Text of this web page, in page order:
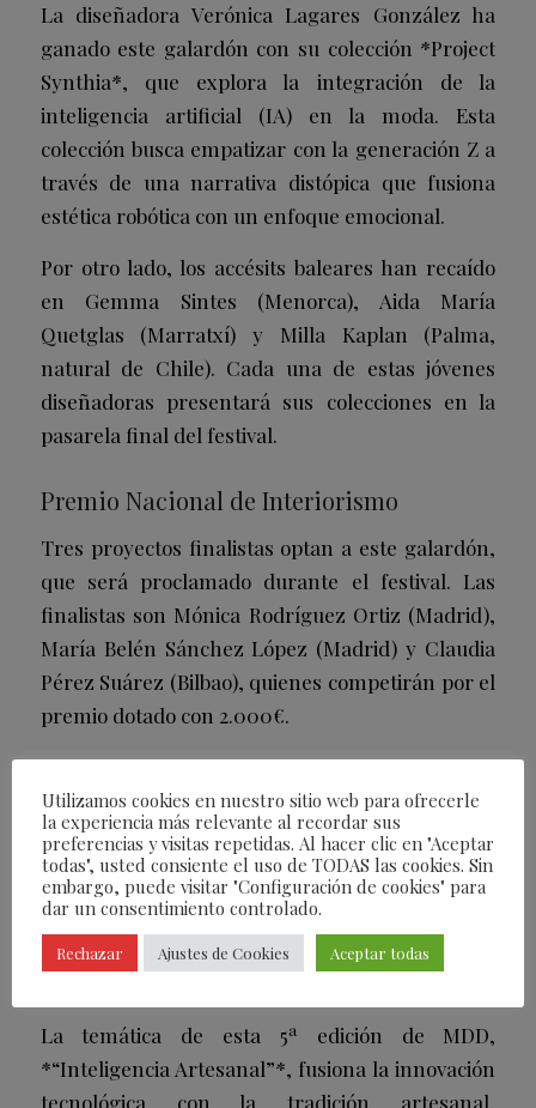
La diseñadora Verónica Lagares González ha
ganado este galardón con su colección *Project
Synthia*, que explora la integración de la
inteligencia artificial (IA) en la moda. Esta
colección busca empatizar con la generación Z a
través de una narrativa distópica que fusiona
estética robótica con un enfoque emocional.
Por otro lado, los accésits baleares han recaído
en Gemma Sintes (Menorca), Aida María
Quetglas (Marratxí) y Milla Kaplan (Palma,
natural de Chile). Cada una de estas jóvenes
diseñadoras presentará sus colecciones en la
pasarela final del festival.
Premio Nacional de Interiorismo
Tres proyectos finalistas optan a este galardón,
que será proclamado durante el festival. Las
finalistas son Mónica Rodríguez Ortiz (Madrid),
María Belén Sánchez López (Madrid) y Claudia
Pérez Suárez (Bilbao), quienes competirán por el
premio dotado con 2.000€.
Este premio sigue abierto hasta el 20 de febrero,
y su convocatoria está dirigida a todos aquellos
interesados en el diseño de paisajes.
«Inteligencia artesanal»: La temática de
La temática de esta 5ª edición de MDD,
*“Inteligencia Artesanal”*, fusiona la innovación
tecnológica con la tradición artesanal,
Utilizamos cookies en nuestro sitio web para ofrecerle
la experiencia más relevante al recordar sus
preferencias y visitas repetidas. Al hacer clic en "Aceptar
todas", usted consiente el uso de TODAS las cookies. Sin
embargo, puede visitar "Configuración de cookies" para
dar un consentimiento controlado.
Rechazar Ajustes de Cookies Aceptar todas